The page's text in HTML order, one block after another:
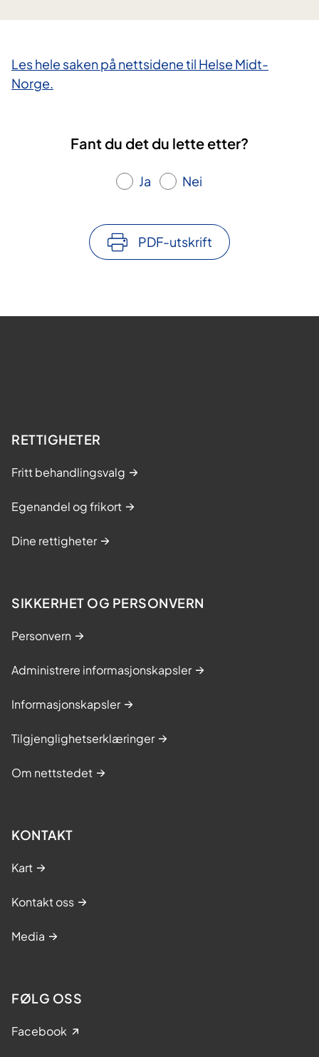
Les hele saken på nettsidene til Helse Midt-
Norge.
Fant du det du lette etter?
Ja Nei
PDF-utskrift
RETTIGHETER
Fritt behandlingsvalg
Egenandel og frikort
Dine rettigheter
SIKKERHET OG PERSONVERN
Personvern
Administrere informasjonskapsler
Informasjonskapsler
Tilgjenglighetserklæringer
Om nettstedet
KONTAKT
Kart
Kontakt oss
Media
FØLG OSS
Facebook